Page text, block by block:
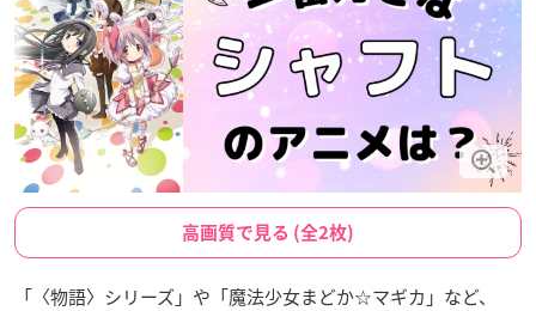
高画質で見る (全2枚)
「〈物語〉シリーズ」や「魔法少女まどか☆マギカ」など、